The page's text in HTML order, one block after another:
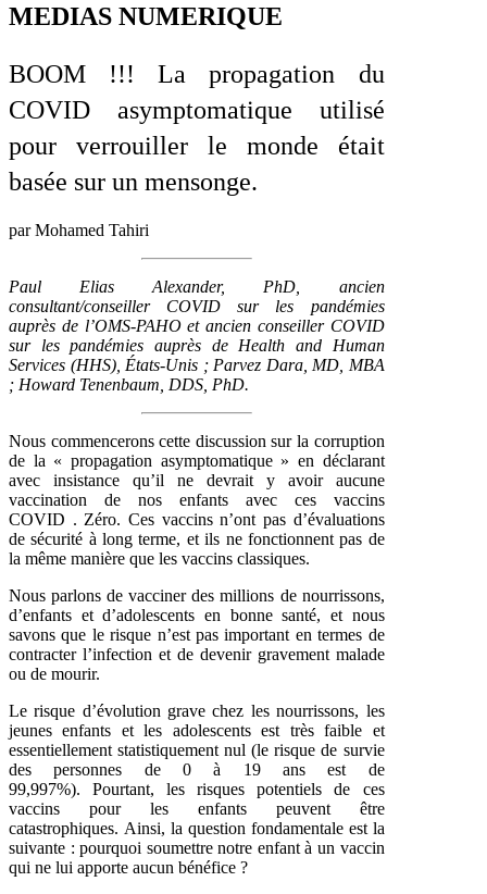
MEDIAS NUMERIQUE
BOOM !!! La propagation du
COVID asymptomatique utilisé
pour verrouiller le monde était
basée sur un mensonge.
par Mohamed Tahiri
Paul Elias Alexander, PhD, ancien
consultant/conseiller COVID sur les pandémies
auprès de l’OMS-PAHO et ancien conseiller COVID
sur les pandémies auprès de Health and Human
Services (HHS), États-Unis ; Parvez Dara, MD, MBA
; Howard Tenenbaum, DDS, PhD.
Nous commencerons cette discussion sur la corruption
de la « propagation asymptomatique » en déclarant
avec insistance qu’il ne devrait y avoir aucune
vaccination de nos enfants avec ces vaccins
COVID . Zéro. Ces vaccins n’ont pas d’évaluations
de sécurité à long terme, et ils ne fonctionnent pas de
la même manière que les vaccins classiques.
Nous parlons de vacciner des millions de nourrissons,
d’enfants et d’adolescents en bonne santé, et nous
savons que le risque n’est pas important en termes de
contracter l’infection et de devenir gravement malade
ou de mourir.
Le risque d’évolution grave chez les nourrissons, les
jeunes enfants et les adolescents est très faible et
essentiellement statistiquement nul (le risque de survie
des personnes de 0 à 19 ans est de
99,997%). Pourtant, les risques potentiels de ces
vaccins pour les enfants peuvent être
catastrophiques. Ainsi, la question fondamentale est la
suivante : pourquoi soumettre notre enfant à un vaccin
qui ne lui apporte aucun bénéfice ?